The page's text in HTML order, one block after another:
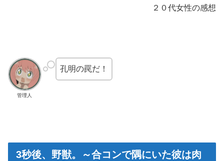
２０代女性の感想
管理人
孔明の罠だ！
3秒後、野獣。～合コンで隅にいた彼は肉